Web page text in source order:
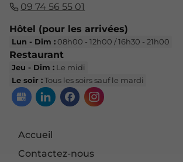
09 74 56 55 01
Hôtel (pour les arrivées)
Lun - Dim : 08h00 - 12h00 / 16h30 - 21h00
Restaurant
Jeu - Dim : Le midi
Le soir :Tous les soirs sauf le mardi
Accueil
Contactez-nous